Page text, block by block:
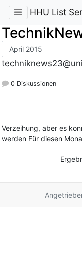
HHU List
0 Diskussionen
Verzeihung, aber es
werden Für diesen